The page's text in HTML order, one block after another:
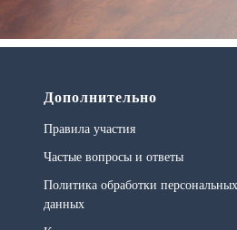
Дополнительно
Правила участия
Частые вопросы и ответы
Политика обработки персональных
данных